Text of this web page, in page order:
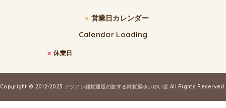
● 営業日カレンダー
Calendar Loading
■ 休業日
Copyright © 2012-2023 アジアン雑貨通販の旅する雑貨屋ゆいゆい堂 All Rights Reserved.